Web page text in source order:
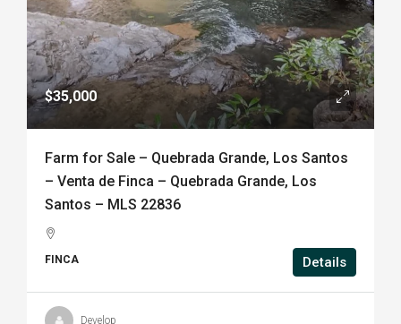
$35,000
Farm for Sale – Quebrada Grande, Los Santos
– Venta de Finca – Quebrada Grande, Los
Santos – MLS 22836
FINCA Details
Develop